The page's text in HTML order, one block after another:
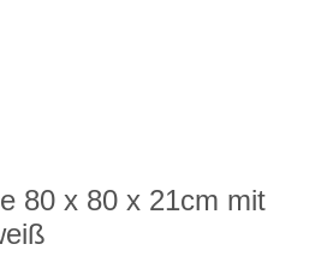
80 x 80 x 21cm mit